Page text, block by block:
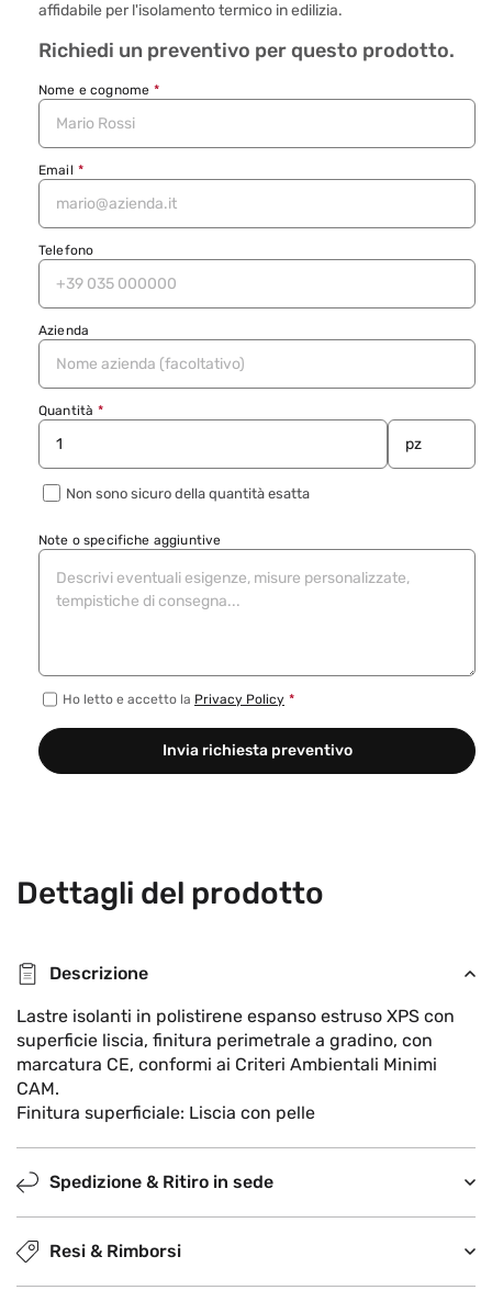
affidabile per l'isolamento termico in edilizia.
Richiedi un preventivo per questo prodotto.
Nome e cognome *
Email *
Telefono
Azienda
Quantità *
Non sono sicuro della quantità esatta
Note o specifiche aggiuntive
Ho letto e accetto la Privacy Policy *
Invia richiesta preventivo
Dettagli del prodotto
Descrizione
Lastre isolanti in polistirene espanso estruso XPS con
superficie liscia, finitura perimetrale a gradino, con
marcatura CE, conformi ai Criteri Ambientali Minimi
CAM.
Finitura superficiale: Liscia con pelle
Spedizione & Ritiro in sede
Resi & Rimborsi